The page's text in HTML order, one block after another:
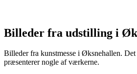
Billeder fra udstilling i
Billeder fra kunstmesse i Øksnehallen.
præsenterer nogle af værkerne.